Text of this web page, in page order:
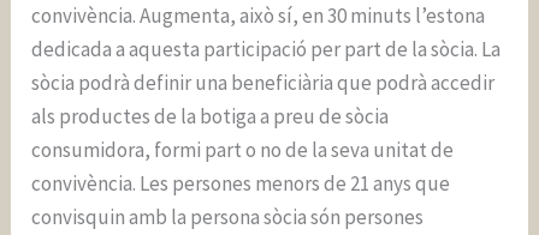
convivència. Augmenta, això sí, en 30 minuts l’estona
dedicada a aquesta participació per part de la sòcia. La
sòcia podrà definir una beneficiària que podrà accedir
als productes de la botiga a preu de sòcia
consumidora, formi part o no de la seva unitat de
convivència. Les persones menors de 21 anys que
convisquin amb la persona sòcia són persones